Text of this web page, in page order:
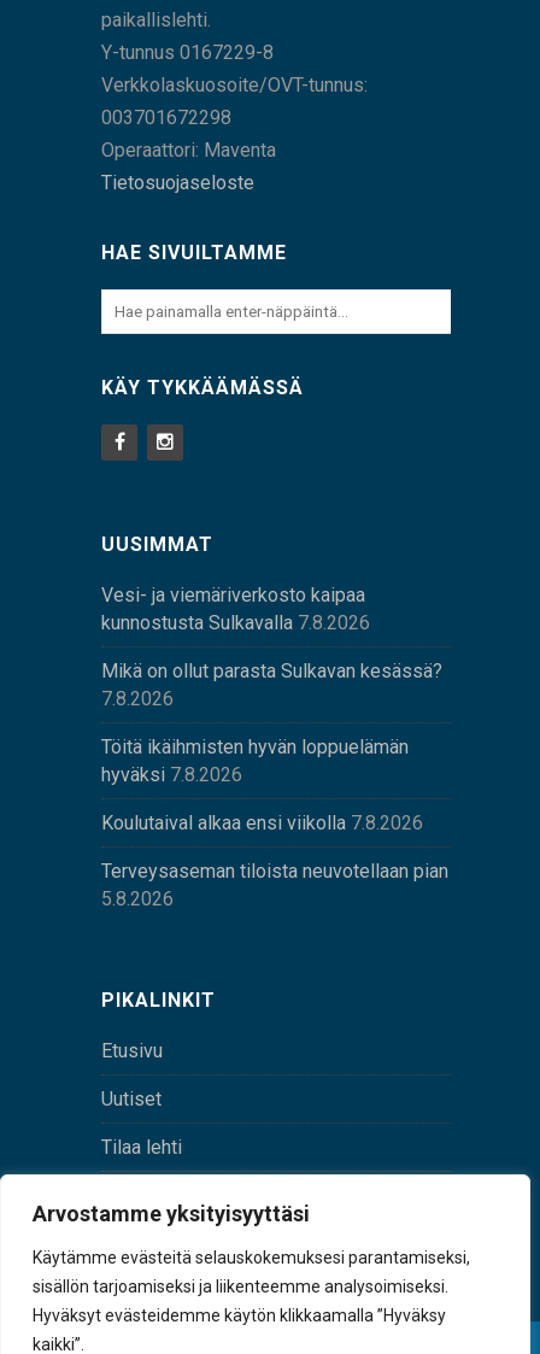
Arvostamme yksityisyyttäsi
Käytämme evästeitä selauskokemuksesi parantamiseksi,
sisällön tarjoamiseksi ja liikenteemme analysoimiseksi.
Hyväksyt evästeidemme käytön klikkaamalla ”Hyväksy
kaikki”.
paikallislehti.
Y-tunnus 0167229-8
Verkkolaskuosoite/OVT-tunnus:
003701672298
Operaattori: Maventa
Tietosuojaseloste
HAE SIVUILTAMME
KÄY TYKKÄÄMÄSSÄ
UUSIMMAT
Vesi- ja viemäriverkosto kaipaa
kunnostusta Sulkavalla 7.8.2026
Mikä on ollut parasta Sulkavan kesässä?
7.8.2026
Töitä ikäihmisten hyvän loppuelämän
hyväksi 7.8.2026
Koulutaival alkaa ensi viikolla 7.8.2026
Terveysaseman tiloista neuvotellaan pian
5.8.2026
PIKALINKIT
Etusivu
Uutiset
Tilaa lehti